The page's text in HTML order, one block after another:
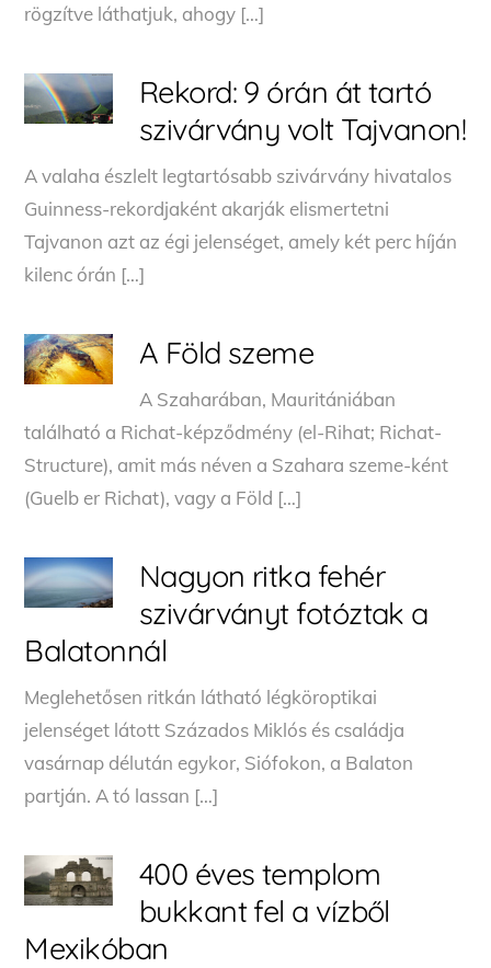
rögzítve láthatjuk, ahogy […]
Rekord: 9 órán át tartó
szivárvány volt Tajvanon!
A valaha észlelt legtartósabb szivárvány hivatalos
Guinness-rekordjaként akarják elismertetni
Tajvanon azt az égi jelenséget, amely két perc híján
kilenc órán […]
A Föld szeme
A Szaharában, Mauritániában
található a Richat-képződmény (el-Rihat; Richat-
Structure), amit más néven a Szahara szeme-ként
(Guelb er Richat), vagy a Föld […]
Nagyon ritka fehér
szivárványt fotóztak a
Balatonnál
Meglehetősen ritkán látható légköroptikai
jelenséget látott Százados Miklós és családja
vasárnap délután egykor, Siófokon, a Balaton
partján. A tó lassan […]
400 éves templom
bukkant fel a vízből
Mexikóban